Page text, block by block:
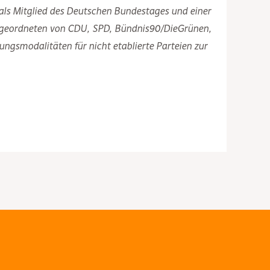
Mitglied des Deutschen Bundestages und einer
von CDU, SPD, Bündnis90/DieGrünen,
für nicht etablierte Parteien zur